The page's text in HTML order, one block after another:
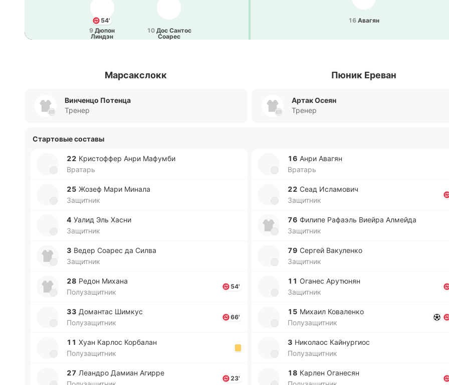
54'
9 Дюпон
Линдэн
10 Дос Сантос
Соарес
16 Авагян
Марсакслокк Пюник Ереван
Винченцо Потенца
Тренер
Артак Осеян
Тренер
Стартовые составы
22 Кри­сто­ффер Анри Ма­фу­мби
Вратарь
25 Жозеф Мари Минала
Защитник
4 Уалид Эль Хасни
Защитник
3 Ведер Соарес да Силва
Защитник
28 Редон Михана
Полузащитник
54'
33 До­ма­нтас Шимкус
Полузащитник
66'
11 Хуан Карлос Ко­рба­лан
Полузащитник
27 Леа­ндро Дамиан Агирре
23'
16 Анри Авагян
Вратарь
22 Сеад Исла­мо­вич
Защитник
76 Филипе Ра­фаэль Виейра Алмей­да
Защитник
79 Сергей Ва­ку­ле­нко
Защитник
11 Оганес Ару­тю­нян
Защитник
15 Михаил Ко­ва­ле­нко
Полузащитник
3 Ни­ко­лаос Кай­ну­ргиос
Полузащитник
18 Карлен Ога­не­сян